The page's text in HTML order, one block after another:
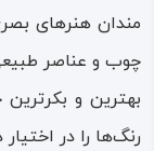
مندان هنرهای
چوب و عناصر
بهترین و
رنگ‌ها را در